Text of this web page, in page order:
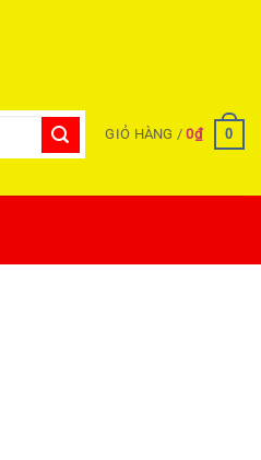
GIỎ HÀNG /0₫ 0